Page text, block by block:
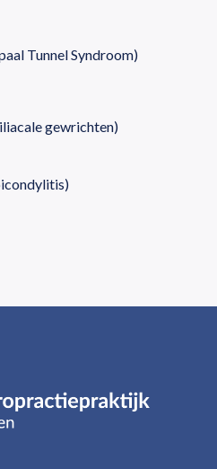
Tunnel Syndroom)
gewrichten)